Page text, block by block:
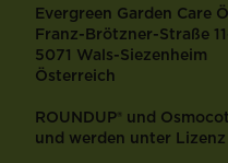
Evergreen Garden Care
Franz-Brötzner-Straße
5071 Wals-Siezenheim
Österreich
ROUNDUP® und
und werden unter